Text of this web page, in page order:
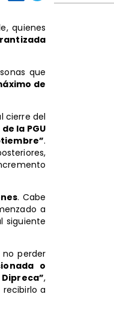
quienes
que
de
cierre del
la PGU
.
. Cabe
a
siguiente
no perder
o
,
a